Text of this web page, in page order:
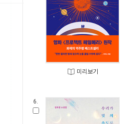
미리보기
6.